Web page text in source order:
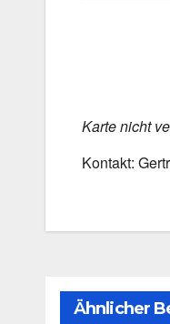
Kar­te nicht
Kon­takt:
Ähnlicher